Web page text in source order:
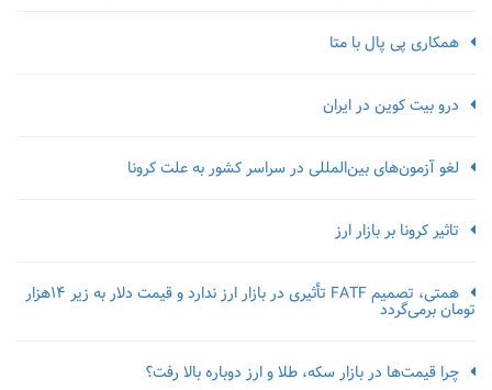
همکاری پی پال با متا
درو بیت کوین در ایران
لغو آزمون‌‌های بین‌المللی در سراسر کشور به علت کرونا
تاثیر کرونا بر بازار ارز
همتی، تصمیم FATF تأثیری در بازار ارز ندارد و قیمت دلار به زیر ۱۴هزار
تومان برمی‌گردد
چرا قیمت‌ها در بازار سکه، طلا و ارز دوباره بالا رفت؟